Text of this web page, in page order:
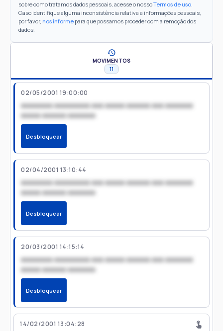
sobre como tratamos dados pessoais, acesse o nossoTermos de uso.
Caso identifique alguma inconsistência relativa a informações pessoais,
por favor, nos informe para que possamos proceder com a remoção dos
dados.
MOVIMENTOS
11
02/05/2001 19:00:00
xxxxxxxx xxxxxxxxx xxx xxxxx xxxxxx xxx xxxxxxx
xxxxx xxxxxx xxxxxxx
Desbloquear
02/04/2001 13:10:44
xxxxxxxx xxxxxxxxx xxx xxxxx xxxxxx xxx xxxxxxx
xxxxx xxxxxx xxxxxxx
Desbloquear
20/03/2001 14:15:14
xxxxxxxx xxxxxxxxx xxx xxxxx xxxxxx xxx xxxxxxx
xxxxx xxxxxx xxxxxxx
Desbloquear
14/02/2001 13:04:28